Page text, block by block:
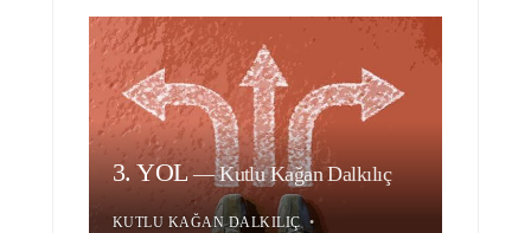
3. YOL—Kutlu Kağan Dalkılıç
KUTLU KAĞAN DALKILIÇ •